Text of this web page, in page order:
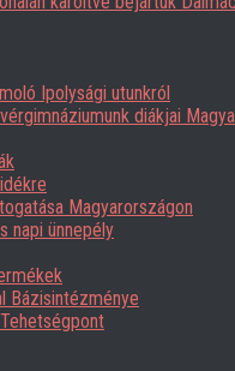
Ipolysági utunkról
diákjai
Magyarországon
napi ünnepély
Bázisintézménye